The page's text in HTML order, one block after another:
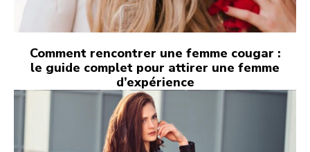
Comment rencontrer une femme cougar :
le guide complet pour attirer une femme
d’expérience